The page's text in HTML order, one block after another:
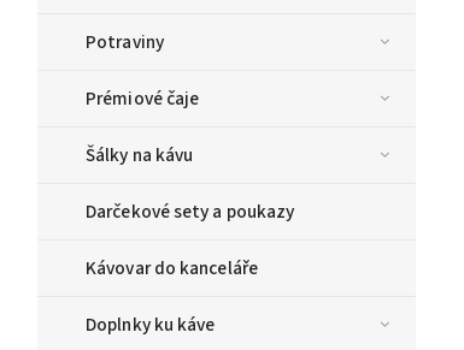
Potraviny
Prémiové čaje
Šálky na kávu
Darčekové sety a poukazy
Kávovar do kanceláře
Doplnky ku káve